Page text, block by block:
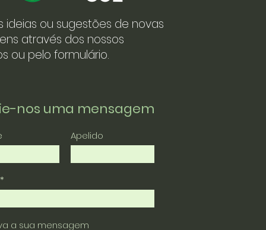
ideias ou sugestões de novas
através dos nossos
ou pelo formulário.
nos uma mensagem
Apelido
a sua mensagem